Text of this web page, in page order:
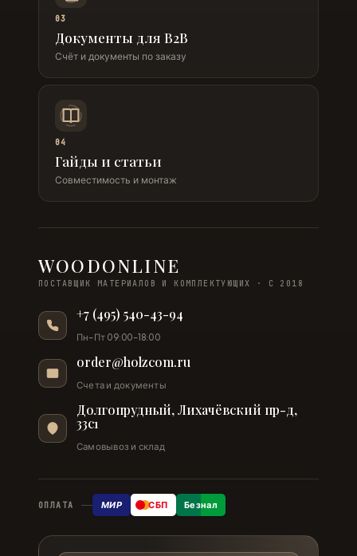
03
Документы для B2B
Счёт и документы по заказу
04
Гайды и статьи
Совместимость и монтаж
WOODONLINE
ПОСТАВЩИК МАТЕРИАЛОВ И КОМПЛЕКТУЮЩИХ · С 2018
+7 (495) 540-43-94
Пн–Пт 09:00–18:00
order@holzcom.ru
Счета и документы
Долгопрудный, Лихачёвский пр-д,
33с1
Самовывоз и склад
ОПЛАТА МИР СБП Безнал